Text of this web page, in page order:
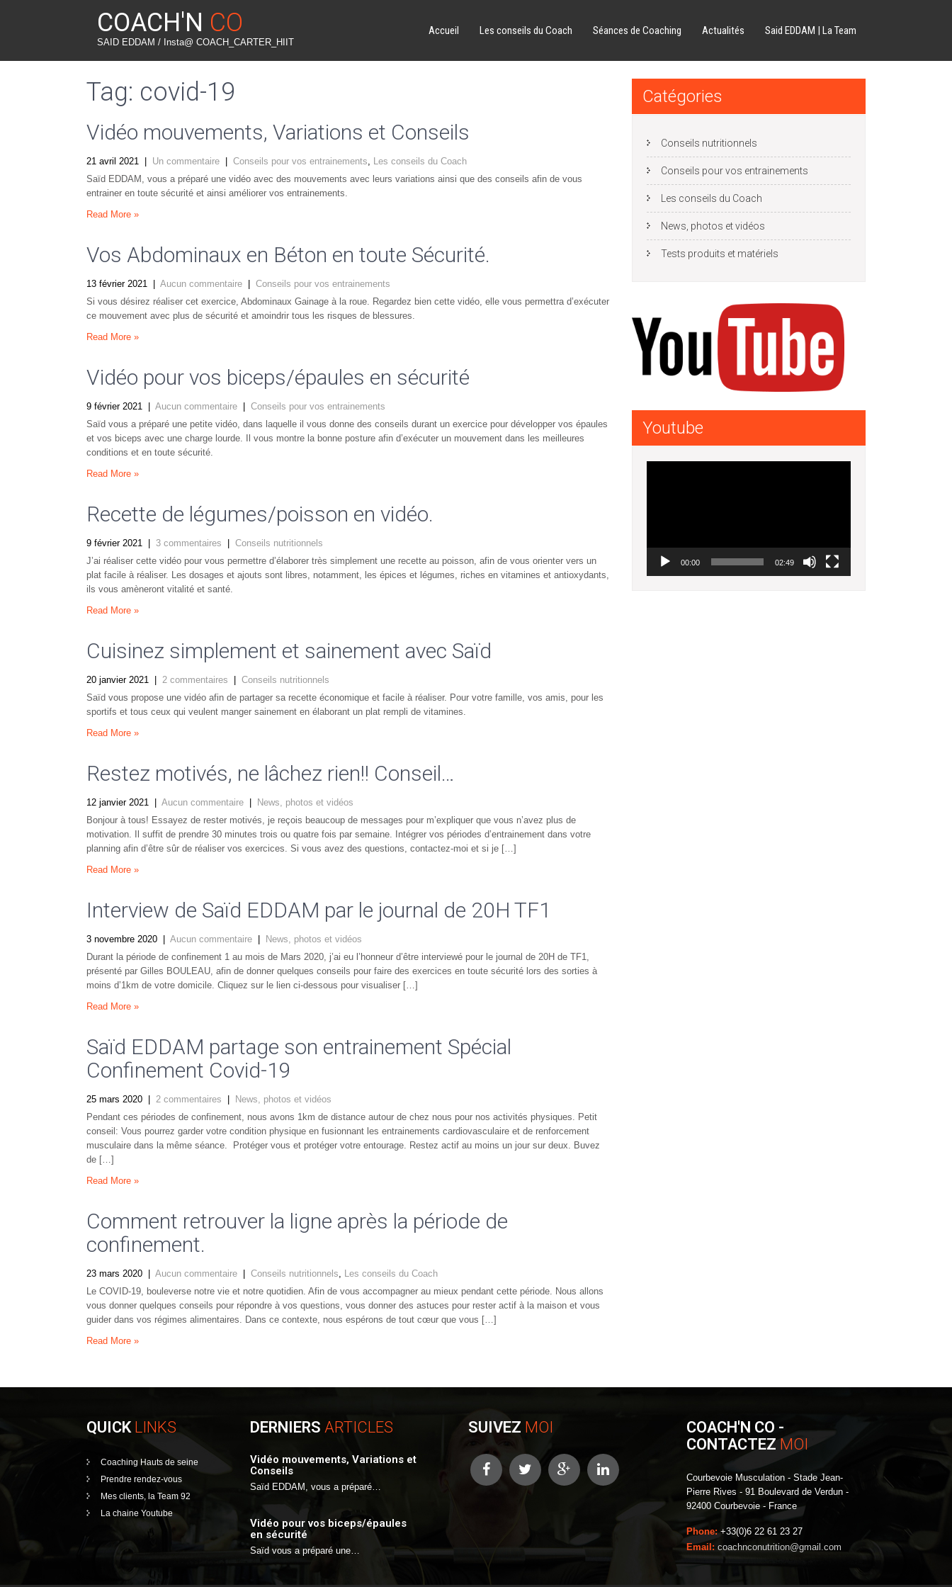
COACH'N CO
SAID EDDAM / Insta@ COACH_CARTER_HIIT
Accueil Les conseils du Coach Séances de Coaching Actualités Said EDDAM | La Team
Tag: covid-19
Vidéo mouvements, Variations et Conseils
21 avril 2021 Un commentaire Conseils pour vos entrainements, Les conseils du Coach
Saïd EDDAM, vous a préparé une vidéo avec des mouvements avec leurs variations ainsi que des conseils afin de vous
entrainer en toute sécurité et ainsi améliorer vos entrainements.
Read More »
Vos Abdominaux en Béton en toute Sécurité.
13 février 2021 Aucun commentaire
Conseils pour vos entrainements
Si vous désirez réaliser cet exercice, Abdominaux Gainage à la roue. Regardez bien cette vidéo, elle vous permettra d’exécuter
ce mouvement avec plus de sécurité et amoindrir tous les risques de blessures.
Read More »
Vidéo pour vos biceps/épaules en sécurité
9 février 2021 Aucun commentaire
Conseils pour vos entrainements
Saïd vous a préparé une petite vidéo, dans laquelle il vous donne des conseils durant un exercice pour développer vos épaules
et vos biceps avec une charge lourde. Il vous montre la bonne posture afin d’exécuter un mouvement dans les meilleures
conditions et en toute sécurité.
Read More »
Recette de légumes/poisson en vidéo.
9 février 2021 3 commentaires
Conseils nutritionnels
J’ai réaliser cette vidéo pour vous permettre d’élaborer très simplement une recette au poisson, afin de vous orienter vers un
plat facile à réaliser. Les dosages et ajouts sont libres, notamment, les épices et légumes, riches en vitamines et antioxydants,
ils vous amèneront vitalité et santé.
Read More »
Cuisinez simplement et sainement avec Saïd
20 janvier 2021 2 commentaires
Conseils nutritionnels
Saïd vous propose une vidéo afin de partager sa recette économique et facile à réaliser. Pour votre famille, vos amis, pour les
sportifs et tous ceux qui veulent manger sainement en élaborant un plat rempli de vitamines.
Read More »
Restez motivés, ne lâchez rien!! Conseil…
12 janvier 2021 Aucun commentaire
News, photos et vidéos
Bonjour à tous! Essayez de rester motivés, je reçois beaucoup de messages pour m’expliquer que vous n’avez plus de
motivation. Il suffit de prendre 30 minutes trois ou quatre fois par semaine. Intégrer vos périodes d’entrainement dans votre
planning afin d’être sûr de réaliser vos exercices. Si vous avez des questions, contactez-moi et si je […]
Read More »
Interview de Saïd EDDAM par le journal de 20H TF1
3 novembre 2020 Aucun commentaire
News, photos et vidéos
Durant la période de confinement 1 au mois de Mars 2020, j’ai eu l’honneur d’être interviewé pour le journal de 20H de TF1,
présenté par Gilles BOULEAU, afin de donner quelques conseils pour faire des exercices en toute sécurité lors des sorties à
moins d’1km de votre domicile. Cliquez sur le lien ci-dessous pour visualiser […]
Read More »
Saïd EDDAM partage son entrainement Spécial
Confinement Covid-19
25 mars 2020 2 commentaires
News, photos et vidéos
Pendant ces périodes de confinement, nous avons 1km de distance autour de chez nous pour nos activités physiques. Petit
conseil: Vous pourrez garder votre condition physique en fusionnant les entrainements cardiovasculaire et de renforcement
musculaire dans la même séance. Protéger vous et protéger votre entourage. Restez actif au moins un jour sur deux. Buvez
de […]
Read More »
Comment retrouver la ligne après la période de
confinement.
23 mars 2020 Aucun commentaire Conseils nutritionnels, Les conseils du Coach
Le COVID-19, bouleverse notre vie et notre quotidien. Afin de vous accompagner au mieux pendant cette période. Nous allons
vous donner quelques conseils pour répondre à vos questions, vous donner des astuces pour rester actif à la maison et vous
guider dans vos régimes alimentaires. Dans ce contexte, nous espérons de tout cœur que vous […]
Read More »
Catégories
Conseils nutritionnels
Conseils pour vos entrainements
Les conseils du Coach
News, photos et vidéos
Tests produits et matériels
Youtube
00:00 02:49
QUICK LINKS
Coaching Hauts de seine
Prendre rendez-vous
Mes clients, la Team 92
La chaine Youtube
DERNIERS ARTICLES
Vidéo mouvements, Variations et
Conseils
Saïd EDDAM, vous a préparé…
Vidéo pour vos biceps/épaules
en sécurité
Saïd vous a préparé une…
SUIVEZ MOI
COACH'N CO -
CONTACTEZMOI
Courbevoie Musculation - Stade Jean-
Pierre Rives - 91 Boulevard de Verdun -
92400 Courbevoie - France
Phone:+33(0)6 22 61 23 27
Email: coachnconutrition@gmail.com